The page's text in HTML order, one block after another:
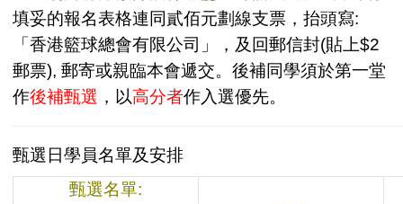
填妥的報名表格連同貳佰元劃線支票，抬頭寫:
「香港籃球總會有限公司」，及回郵信封(貼上$2
郵票), 郵寄或親臨本會遞交。後補同學須於第一堂
作後補甄選 ，以高分者作入選優先。
甄選日學員名單及安排
甄選名單: